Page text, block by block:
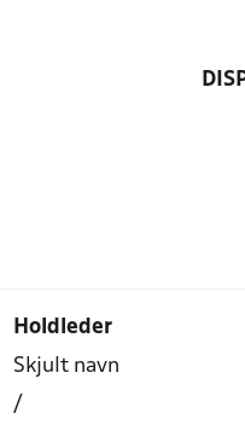
Holdleder
Skjult navn
/